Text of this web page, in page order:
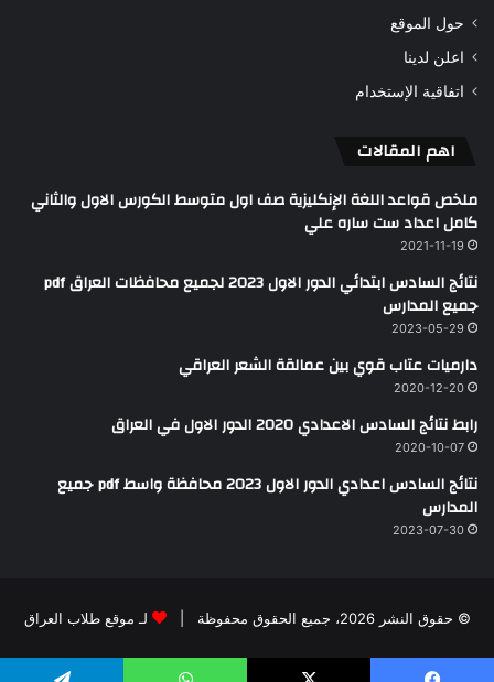
حول الموقع
اعلن لدينا
اتفاقية الإستخدام
اهم المقالات
ملخص قواعد اللغة الإنكليزية صف اول متوسط الكورس الاول والثاني
كامل اعداد ست ساره علي
2021-11-19
نتائج السادس ابتدائي الدور الاول 2023 لجميع محافظات العراق pdf
جميع المدارس
2023-05-29
دارميات عتاب قوي بين عمالقة الشعر العراقي
2020-12-20
رابط نتائج السادس الاعدادي 2020 الدور الاول في العراق
2020-10-07
نتائج السادس اعدادي الدور الاول 2023 محافظة واسط pdf جميع
المدارس
2023-07-30
© حقوق النشر 2026، جميع الحقوق محفوظة | لـ موقع طلاب العراق